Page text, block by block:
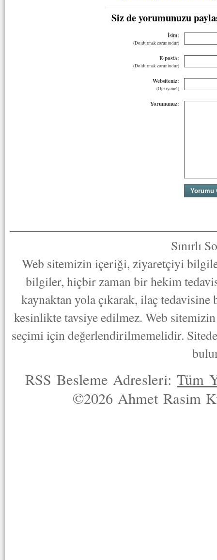
Siz de yorumunuzu
İsim:
(Doldurmak zorunludur)
E-posta:
(Doldurmak zorunludur)
Websiteniz:
(Opsiyonel)
Yorumunuz:
Sınırlı
Web sitemizin içeriği, ziyaretçiyi
bilgiler, hiçbir zaman bir hekim
kaynaktan yola çıkarak, ilaç
kesinlikte tavsiye edilmez. Web
seçimi için değerlendirilmemelidir.
RSS Besleme Adresleri:Tüm
©2026 Ahmet Rasim